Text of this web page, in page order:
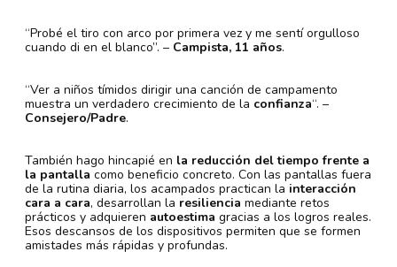
“Probé el tiro con arco por primera vez y me sentí orgulloso
cuando di en el blanco”. – Campista, 11 años.
“Ver a niños tímidos dirigir una canción de campamento
muestra un verdadero crecimiento de la confianza“. –
Consejero/Padre.
También hago hincapié en la reducción del tiempo frente a
la pantalla como beneficio concreto. Con las pantallas fuera
de la rutina diaria, los acampados practican la interacción
cara a cara, desarrollan la resiliencia mediante retos
prácticos y adquieren autoestima gracias a los logros reales.
Esos descansos de los dispositivos permiten que se formen
amistades más rápidas y profundas.